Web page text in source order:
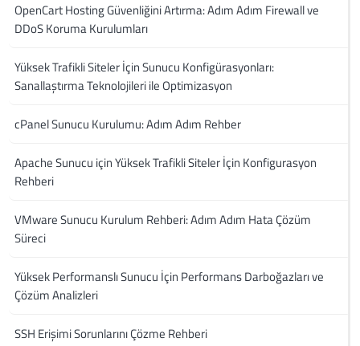
OpenCart Hosting Güvenliğini Artırma: Adım Adım Firewall ve
DDoS Koruma Kurulumları
Yüksek Trafikli Siteler İçin Sunucu Konfigürasyonları:
Sanallaştırma Teknolojileri ile Optimizasyon
cPanel Sunucu Kurulumu: Adım Adım Rehber
Apache Sunucu için Yüksek Trafikli Siteler İçin Konfigurasyon
Rehberi
VMware Sunucu Kurulum Rehberi: Adım Adım Hata Çözüm
Süreci
Yüksek Performanslı Sunucu İçin Performans Darboğazları ve
Çözüm Analizleri
SSH Erişimi Sorunlarını Çözme Rehberi